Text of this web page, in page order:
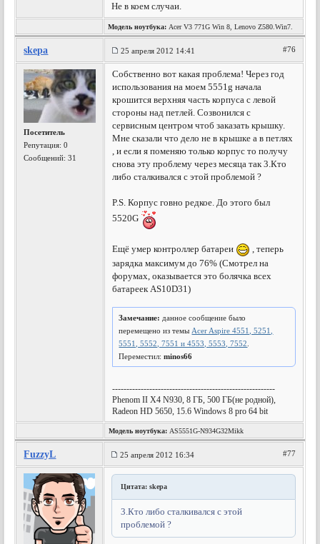
Не в коем случаи.
Модель ноутбука: Acer V3 771G Win 8, Lenovo Z580.Win7.
skepa 25 апреля 2012 14:41 #76
Посетитель
Репутация:0
Сообщений: 31
Собственно вот какая проблема! Через год
использования на моем 5551g начала
крошится верхняя часть корпуса с левой
стороны над петлей. Созвонился с
сервисным центром чтоб заказать крышку.
Мне сказали что дело не в крышке а в петлях
, и если я поменяю только корпус то получу
снова эту проблему через месяца так 3.Кто
либо сталкивался с этой проблемой ?
P.S. Корпус говно редкое. До этого был
5520G
Ещё умер контроллер батареи
, теперь
зарядка максимум до 76% (Смотрел на
форумах, оказывается это болячка всех
батареек AS10D31)
Замечание: данное сообщение было
перемещено из темы Acer Aspire 4551, 5251,
5551, 5552, 7551 и 4553, 5553, 7552
Переместил:minos66
---------------------------------------------------------
Phenom II X4 N930, 8 ГБ, 500 ГБ(не родной),
Radeon HD 5650, 15.6 Windows 8 pro 64 bit
Модель ноутбука: AS5551G-N934G32Mikk
FuzzyL 25 апреля 2012 16:34 #77
Цитата: skepa
3.Кто либо сталкивался с этой
проблемой ?